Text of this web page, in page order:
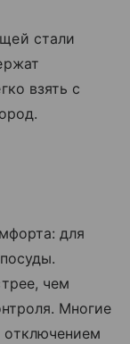
стали
взять с
для
чем
Многие